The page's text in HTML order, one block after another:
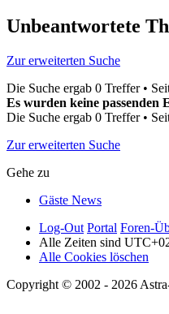
Unbeantwortete
Zur erweiterten Suche
Die Suche ergab 0 Treffer •
Es wurden keine passenden
Die Suche ergab 0 Treffer •
Zur erweiterten Suche
Gehe zu
Gäste News
Log-Out Portal Foren-
Alle Zeiten sind
Alle Cookies löschen
Copyright © 2002 - 2026